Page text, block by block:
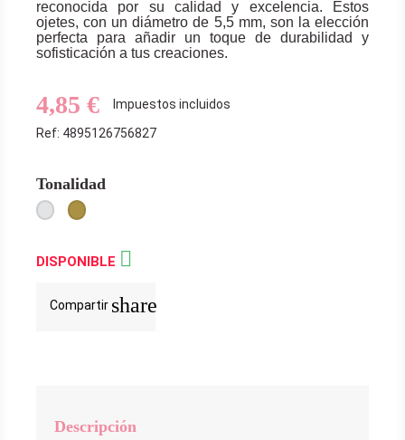
reconocida por su calidad y excelencia. Estos
ojetes, con un diámetro de 5,5 mm, son la elección
perfecta para añadir un toque de durabilidad y
sofisticación a tus creaciones.
4,85 €
Impuestos incluidos
Ref: 4895126756827
Tonalidad
Plata
Oro
DISPONIBLE 
Compartir share
Descripción